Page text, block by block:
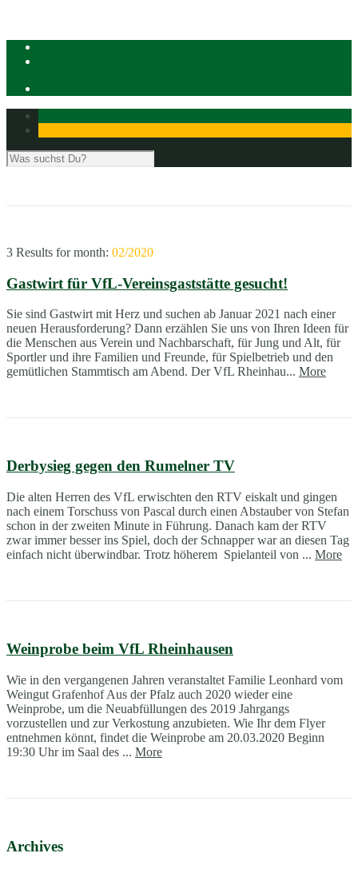
3 Results formonth: 02/2020
Gastwirt für VfL-Vereinsgaststätte gesucht!
Sie sind Gastwirt mit Herz und suchen ab Januar 2021 nach einer
neuen Herausforderung? Dann erzählen Sie uns von Ihren Ideen für
die Menschen aus Verein und Nachbarschaft, für Jung und Alt, für
Sportler und ihre Familien und Freunde, für Spielbetrieb und den
gemütlichen Stammtisch am Abend. Der VfL Rheinhau... More
Derbysieg gegen den Rumelner TV
Die alten Herren des VfL erwischten den RTV eiskalt und gingen
nach einem Torschuss von Pascal durch einen Abstauber von Stefan
schon in der zweiten Minute in Führung. Danach kam der RTV
zwar immer besser ins Spiel, doch der Schnapper war an diesen Tag
einfach nicht überwindbar. Trotz höherem Spielanteil von ... More
Weinprobe beim VfL Rheinhausen
Wie in den vergangenen Jahren veranstaltet Familie Leonhard vom
Weingut Grafenhof Aus der Pfalz auch 2020 wieder eine
Weinprobe, um die Neuabfüllungen des 2019 Jahrgangs
vorzustellen und zur Verkostung anzubieten. Wie Ihr dem Flyer
entnehmen könnt, findet die Weinprobe am 20.03.2020 Beginn
19:30 Uhr im Saal des ... More
Archives